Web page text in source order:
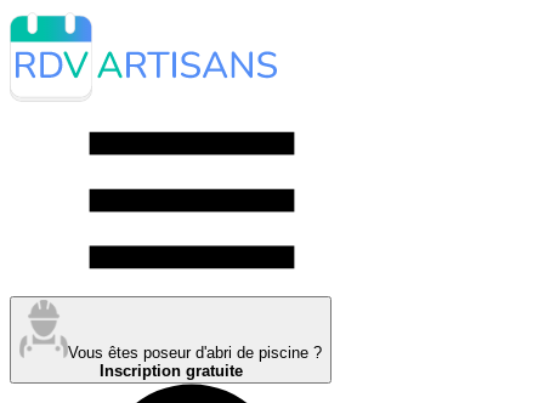
Vous êtes poseur d'abri de piscine ?
Inscription gratuite